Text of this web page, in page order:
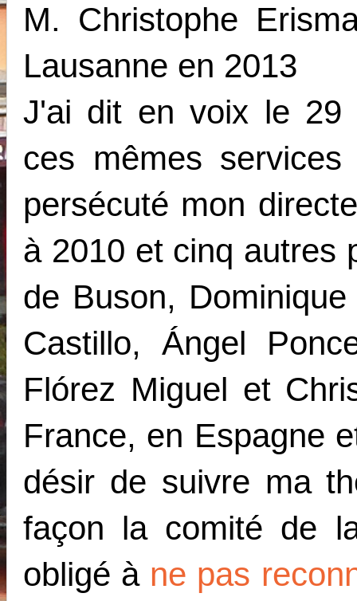
M. Christophe
Lausanne en 2013
J'ai dit en voix le 29
ces mêmes
persécuté mon
à 2010 et cinq autres
de Buson,
Castillo, Ángel
Flórez Miguel et
France, en Espagne
désir de suivre ma
façon la comité de
obligé à ne pas